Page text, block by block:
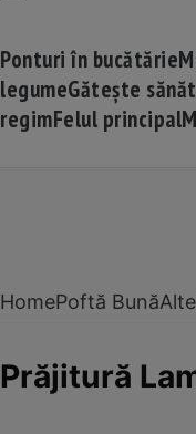
Ponturi în bucătărie
legumeGătește
regimFelul principal
HomePoftă Bună
Prăjitură